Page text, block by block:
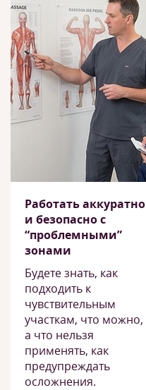
Работать аккуратно
и безопасно с
“проблемными”
зонами
Будете знать, как
подходить к
чувствительным
участкам, что можно,
а что нельзя
применять, как
предупреждать
осложнения.